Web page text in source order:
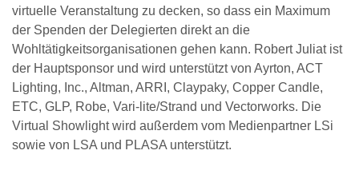
virtuelle Veranstaltung zu decken, so dass ein Maximum
der Spenden der Delegierten direkt an die
Wohltätigkeitsorganisationen gehen kann. Robert Juliat ist
der Hauptsponsor und wird unterstützt von Ayrton, ACT
Lighting, Inc., Altman, ARRI, Claypaky, Copper Candle,
ETC, GLP, Robe, Vari-lite/Strand und Vectorworks. Die
Virtual Showlight wird außerdem vom Medienpartner LSi
sowie von LSA und PLASA unterstützt.